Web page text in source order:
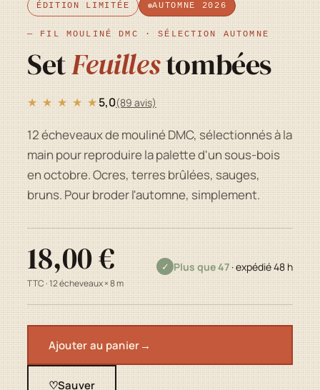
ÉDITION LIMITÉE AUTOMNE 2026
— FIL MOULINÉ DMC · SÉLECTION AUTOMNE
SetFeuillestombées
★ ★ ★ ★ ★5,0(89 avis)
12 écheveaux de mouliné DMC, sélectionnés à la
main pour reproduire la palette d'un sous-bois
en octobre. Ocres, terres brûlées, sauges,
bruns. Pour broder l'automne, simplement.
18,00 €
TTC · 12 écheveaux × 8 m
✓ Plus que 47· expédié 48 h
Ajouter au panier→
♡Sauver